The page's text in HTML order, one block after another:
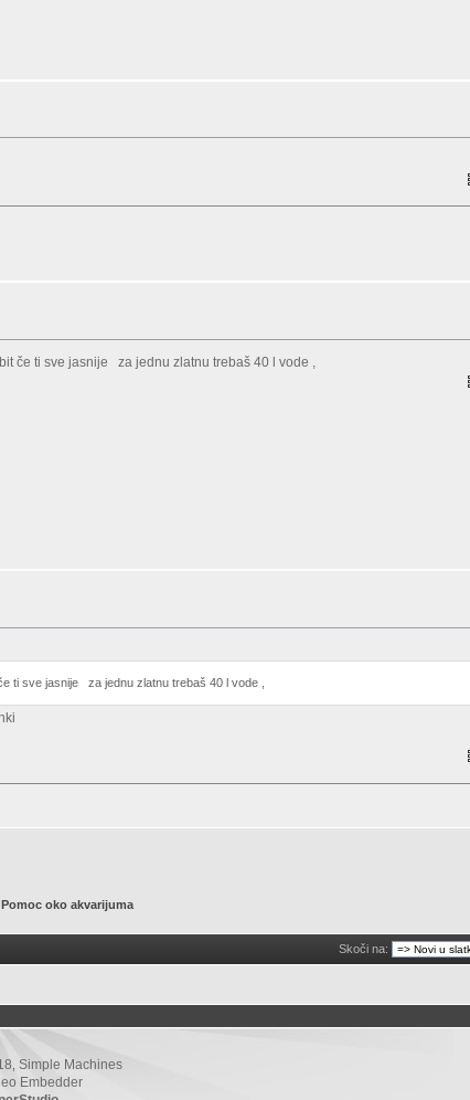
če ti sve jasnije za jednu zlatnu trebaš 40 l vode ,
ti sve jasnije za jednu zlatnu trebaš 40 l vode ,
Pomoc oko akvarijuma
Skoči na:
Simple Machines
Embedder